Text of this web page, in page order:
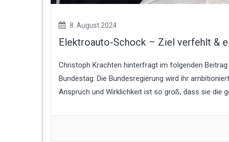
8. August 2024
Elektroauto-Schock – Ziel verfehlt &
Christoph Krachten hinterfragt im folgenden
Bundestag: Die Bundesregierung wird ihr
Anspruch und Wirklichkeit ist so groß, dass sie die